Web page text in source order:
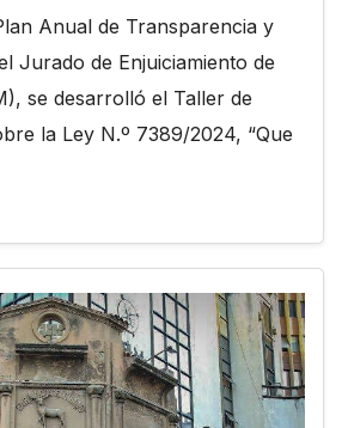
Anual de Transparencia y
Jurado de Enjuiciamiento de
se desarrolló el Taller de
la Ley N.º 7389/2024, “Que